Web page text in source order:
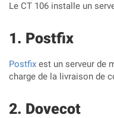
Le CT 106 installe un
Postfix
Postfix est un serveur de
charge de la livraison de
Dovecot